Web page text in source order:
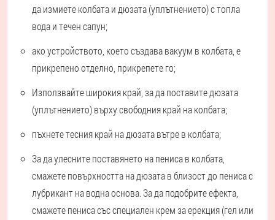
да измиете колбата и дюзата (уплътнението) с топла
вода и течен сапун;
ако устройството, което създава вакуум в колбата, е
прикрепено отделно, прикрепете го;
Използвайте широкия край, за да поставите дюзата
(уплътнението) върху свободния край на колбата;
пъхнете тесния край на дюзата вътре в колбата;
За да улесните поставянето на пениса в колбата,
смажете повърхността на дюзата в близост до пениса с
лубрикант на водна основа. За да подобрите ефекта,
смажете пениса със специален крем за ерекция (гел или